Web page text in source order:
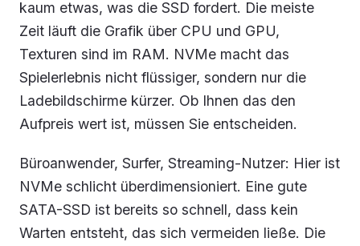
kaum etwas, was die SSD fordert. Die meiste
Zeit läuft die Grafik über CPU und GPU,
Texturen sind im RAM. NVMe macht das
Spielerlebnis nicht flüssiger, sondern nur die
Ladebildschirme kürzer. Ob Ihnen das den
Aufpreis wert ist, müssen Sie entscheiden.
Büroanwender, Surfer, Streaming-Nutzer: Hier ist
NVMe schlicht überdimensioniert. Eine gute
SATA-SSD ist bereits so schnell, dass kein
Warten entsteht, das sich vermeiden ließe. Die